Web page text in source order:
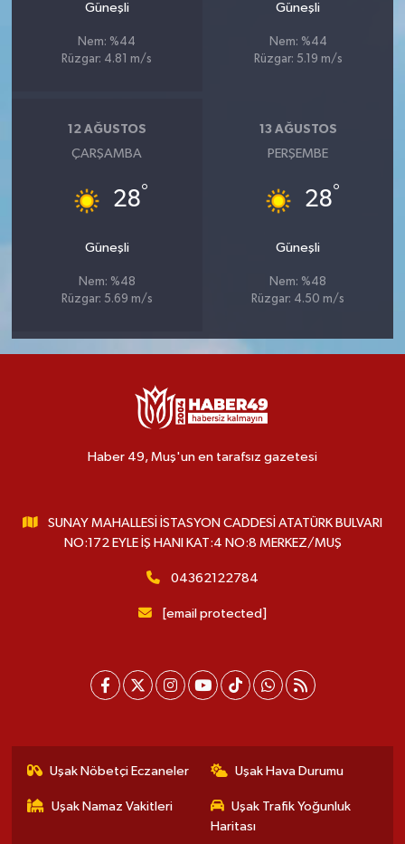
Güneşli
Nem: %44
Rüzgar: 4.81 m/s
Güneşli
Nem: %44
Rüzgar: 5.19 m/s
12 AĞUSTOS
ÇARŞAMBA
28°
Güneşli
Nem: %48
Rüzgar: 5.69 m/s
13 AĞUSTOS
PERŞEMBE
28°
Güneşli
Nem: %48
Rüzgar: 4.50 m/s
Haber 49, Muş'un en tarafsız gazetesi
SUNAY MAHALLESİ İSTASYON CADDESİ ATATÜRK BULVARI
NO:172 EYLE İŞ HANI KAT:4 NO:8 MERKEZ/MUŞ
04362122784
[email protected]
Uşak Nöbetçi Eczaneler Uşak Hava Durumu
Uşak Namaz Vakitleri
Uşak Trafik Yoğunluk
Haritası